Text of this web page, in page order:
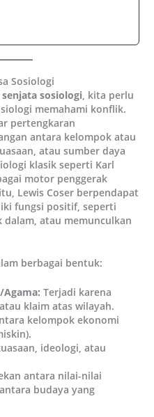
Sosiologi
sosiologi , kita perlu
memahami konflik.
pertengkaran
antara kelompok atau
atau sumber daya
klasik seperti Karl
motor penggerak
Lewis Coser berpendapat
fungsi positif, seperti
atau memunculkan
berbagai bentuk:
Terjadi karena
klaim atas wilayah.
kelompok ekonomi
ideologi, atau
antara nilai-nilai
budaya yang